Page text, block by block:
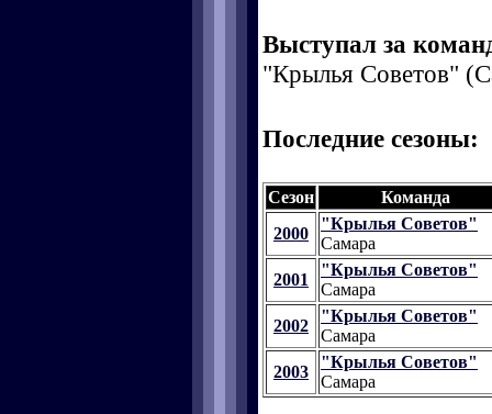
Выступал за
"Крылья Советов"
Последние сезоны:
Сезон
Команда
2000
"Крылья Советов"
Самара
2001
"Крылья Советов"
Самара
2002
"Крылья Советов"
Самара
2003
"Крылья Советов"
Самара